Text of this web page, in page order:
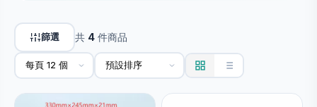
篩選 共 4 件商品